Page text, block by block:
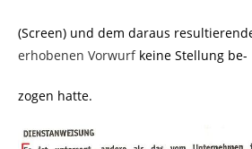
(Screen) und dem daraus
erhobenen Vorwurf keine Stellung be-
zogen hatte.